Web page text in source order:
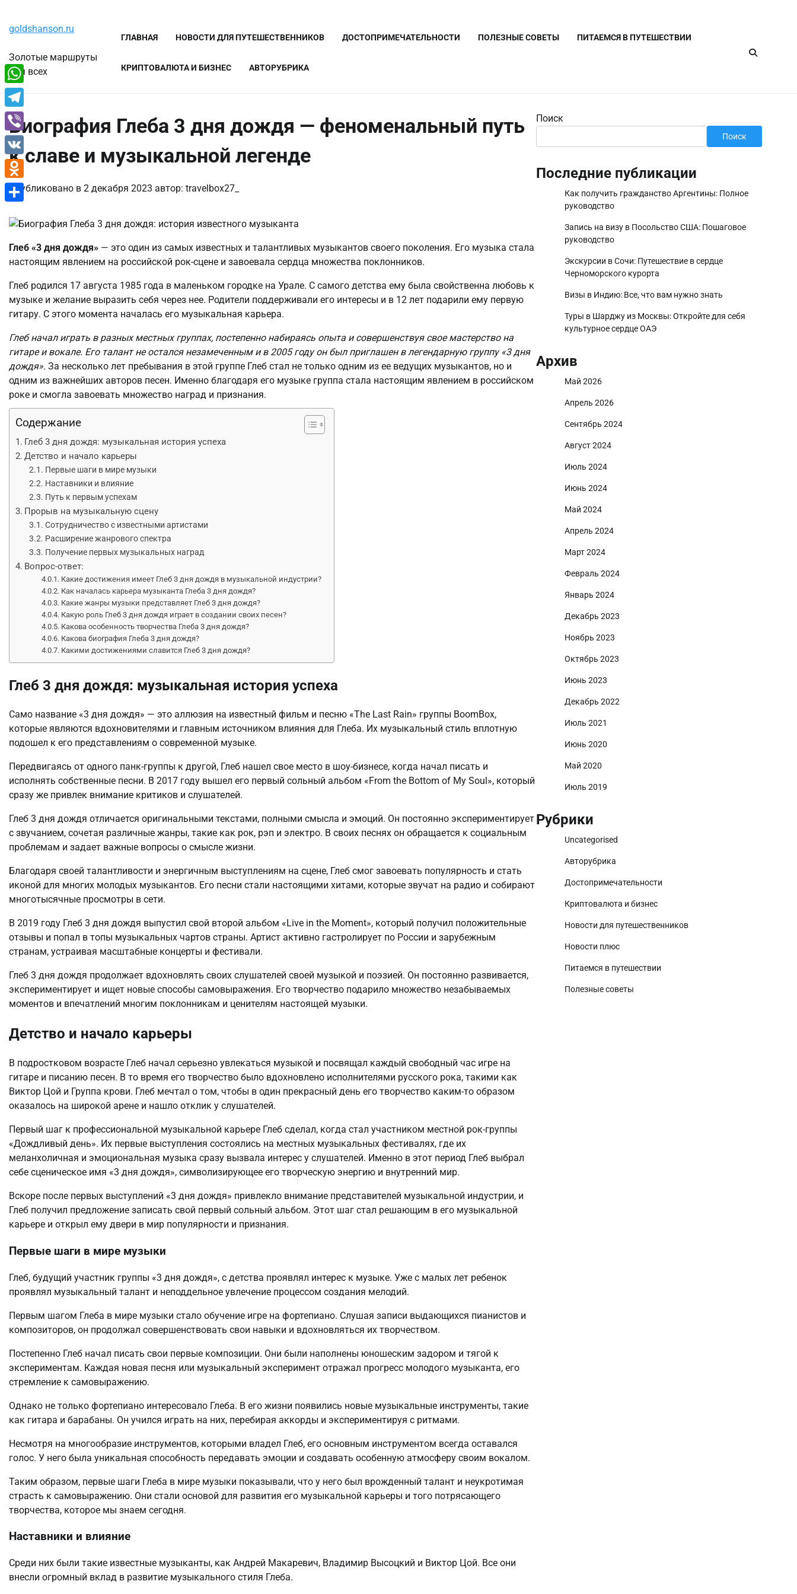
содержимому
goldshanson.ru
Золотые маршруты
для всех
ГЛАВНАЯ НОВОСТИ ДЛЯ ПУТЕШЕСТВЕННИКОВ ДОСТОПРИМЕЧАТЕЛЬНОСТИ ПОЛЕЗНЫЕ СОВЕТЫ ПИТАЕМСЯ В ПУТЕШЕСТВИИ
КРИПТОВАЛЮТА И БИЗНЕС АВТОРУБРИКА
Биография Глеба 3 дня дождя — феноменальный путь
к славе и музыкальной легенде
Опубликовано в 2 декабря 2023 автор: travelbox27_
Глеб «3 дня дождя» — это один из самых известных и талантливых музыкантов своего поколения. Его музыка стала
настоящим явлением на российской рок-сцене и завоевала сердца множества поклонников.
Глеб родился 17 августа 1985 года в маленьком городке на Урале. С самого детства ему была свойственна любовь к
музыке и желание выразить себя через нее. Родители поддерживали его интересы и в 12 лет подарили ему первую
гитару. С этого момента началась его музыкальная карьера.
Глеб начал играть в разных местных группах, постепенно набираясь опыта и совершенствуя свое мастерство на
гитаре и вокале. Его талант не остался незамеченным и в 2005 году он был приглашен в легендарную группу «3 дня
дождя». За несколько лет пребывания в этой группе Глеб стал не только одним из ее ведущих музыкантов, но и
одним из важнейших авторов песен. Именно благодаря его музыке группа стала настоящим явлением в российском
роке и смогла завоевать множество наград и признания.
Содержание
Глеб 3 дня дождя: музыкальная история успеха
Детство и начало карьеры
Первые шаги в мире музыки
Наставники и влияние
Путь к первым успехам
Прорыв на музыкальную сцену
Сотрудничество с известными артистами
Расширение жанрового спектра
Получение первых музыкальных наград
Вопрос-ответ:
Какие достижения имеет Глеб 3 дня дождя в музыкальной индустрии?
Как началась карьера музыканта Глеба 3 дня дождя?
Какие жанры музыки представляет Глеб 3 дня дождя?
Какую роль Глеб 3 дня дождя играет в создании своих песен?
Какова особенность творчества Глеба 3 дня дождя?
Какова биография Глеба 3 дня дождя?
Какими достижениями славится Глеб 3 дня дождя?
Глеб 3 дня дождя: музыкальная история успеха
Само название «3 дня дождя» — это аллюзия на известный фильм и песню «The Last Rain» группы BoomBox,
которые являются вдохновителями и главным источником влияния для Глеба. Их музыкальный стиль вплотную
подошел к его представлениям о современной музыке.
Передвигаясь от одного панк-группы к другой, Глеб нашел свое место в шоу-бизнесе, когда начал писать и
исполнять собственные песни. В 2017 году вышел его первый сольный альбом «From the Bottom of My Soul», который
сразу же привлек внимание критиков и слушателей.
Глеб 3 дня дождя отличается оригинальными текстами, полными смысла и эмоций. Он постоянно экспериментирует
с звучанием, сочетая различные жанры, такие как рок, рэп и электро. В своих песнях он обращается к социальным
проблемам и задает важные вопросы о смысле жизни.
Благодаря своей талантливости и энергичным выступлениям на сцене, Глеб смог завоевать популярность и стать
иконой для многих молодых музыкантов. Его песни стали настоящими хитами, которые звучат на радио и собирают
многотысячные просмотры в сети.
В 2019 году Глеб 3 дня дождя выпустил свой второй альбом «Live in the Moment», который получил положительные
отзывы и попал в топы музыкальных чартов страны. Артист активно гастролирует по России и зарубежным
странам, устраивая масштабные концерты и фестивали.
Глеб 3 дня дождя продолжает вдохновлять своих слушателей своей музыкой и поэзией. Он постоянно развивается,
экспериментирует и ищет новые способы самовыражения. Его творчество подарило множество незабываемых
моментов и впечатлений многим поклонникам и ценителям настоящей музыки.
Детство и начало карьеры
В подростковом возрасте Глеб начал серьезно увлекаться музыкой и посвящал каждый свободный час игре на
гитаре и писанию песен. В то время его творчество было вдохновлено исполнителями русского рока, такими как
Виктор Цой и Группа крови. Глеб мечтал о том, чтобы в один прекрасный день его творчество каким-то образом
оказалось на широкой арене и нашло отклик у слушателей.
Первый шаг к профессиональной музыкальной карьере Глеб сделал, когда стал участником местной рок-группы
«Дождливый день». Их первые выступления состоялись на местных музыкальных фестивалях, где их
меланхоличная и эмоциональная музыка сразу вызвала интерес у слушателей. Именно в этот период Глеб выбрал
себе сценическое имя «3 дня дождя», символизирующее его творческую энергию и внутренний мир.
Вскоре после первых выступлений «3 дня дождя» привлекло внимание представителей музыкальной индустрии, и
Глеб получил предложение записать свой первый сольный альбом. Этот шаг стал решающим в его музыкальной
карьере и открыл ему двери в мир популярности и признания.
Первые шаги в мире музыки
Глеб, будущий участник группы «3 дня дождя», с детства проявлял интерес к музыке. Уже с малых лет ребенок
проявлял музыкальный талант и неподдельное увлечение процессом создания мелодий.
Первым шагом Глеба в мире музыки стало обучение игре на фортепиано. Слушая записи выдающихся пианистов и
композиторов, он продолжал совершенствовать свои навыки и вдохновляться их творчеством.
Постепенно Глеб начал писать свои первые композиции. Они были наполнены юношеским задором и тягой к
экспериментам. Каждая новая песня или музыкальный эксперимент отражал прогресс молодого музыканта, его
стремление к самовыражению.
Однако не только фортепиано интересовало Глеба. В его жизни появились новые музыкальные инструменты, такие
как гитара и барабаны. Он учился играть на них, перебирая аккорды и экспериментируя с ритмами.
Несмотря на многообразие инструментов, которыми владел Глеб, его основным инструментом всегда оставался
голос. У него была уникальная способность передавать эмоции и создавать особенную атмосферу своим вокалом.
Таким образом, первые шаги Глеба в мире музыки показывали, что у него был врожденный талант и неукротимая
страсть к самовыражению. Они стали основой для развития его музыкальной карьеры и того потрясающего
творчества, которое мы знаем сегодня.
Наставники и влияние
Среди них были такие известные музыканты, как Андрей Макаревич, Владимир Высоцкий и Виктор Цой. Все они
внесли огромный вклад в развитие музыкального стиля Глеба.
Поиск
Поиск
Последние публикации
Как получить гражданство Аргентины: Полное
руководство
Запись на визу в Посольство США: Пошаговое
руководство
Экскурсии в Сочи: Путешествие в сердце
Черноморского курорта
Визы в Индию: Все, что вам нужно знать
Туры в Шарджу из Москвы: Откройте для себя
культурное сердце ОАЭ
Архив
Май 2026
Апрель 2026
Сентябрь 2024
Август 2024
Июль 2024
Июнь 2024
Май 2024
Апрель 2024
Март 2024
Февраль 2024
Январь 2024
Декабрь 2023
Ноябрь 2023
Октябрь 2023
Июнь 2023
Декабрь 2022
Июль 2021
Июнь 2020
Май 2020
Июль 2019
Рубрики
Uncategorised
Авторубрика
Достопримечательности
Криптовалюта и бизнес
Новости для путешественников
Новости плюс
Питаемся в путешествии
Полезные советы
WhatsApp
Telegram
Viber
VK
Odnoklassniki